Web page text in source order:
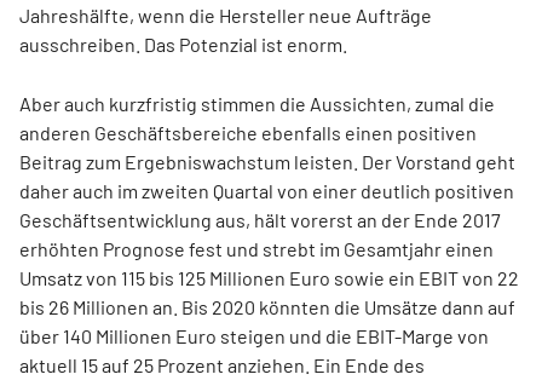
Jahreshälfte, wenn die Hersteller neue Aufträge
ausschreiben. Das Potenzial ist enorm.
Aber auch kurzfristig stimmen die Aussichten, zumal die
anderen Geschäftsbereiche ebenfalls einen positiven
Beitrag zum Ergebniswachstum leisten. Der Vorstand geht
daher auch im zweiten Quartal von einer deutlich positiven
Geschäftsentwicklung aus, hält vorerst an der Ende 2017
erhöhten Prognose fest und strebt im Gesamtjahr einen
Umsatz von 115 bis 125 Millionen Euro sowie ein EBIT von 22
bis 26 Millionen an. Bis 2020 könnten die Umsätze dann auf
über 140 Millionen Euro steigen und die EBIT-Marge von
aktuell 15 auf 25 Prozent anziehen. Ein Ende des